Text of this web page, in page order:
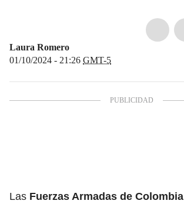
Laura Romero
01/10/2024 - 21:26 GMT-5
Las Fuerzas Armadas de Colombia